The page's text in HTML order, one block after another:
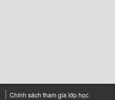
Chính sách tham gia lớp học